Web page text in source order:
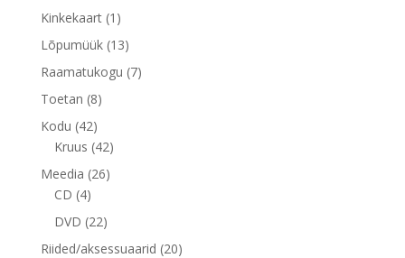
Kinkekaart 1 1
toode
Lõpumüük 1313
toodet
Raamatukogu 77
Toetan 88
Kodu 4242
toodet
Kruus 4242
toodet
Meedia 2626
CD 44
toodet
DVD 2222
Riided/aksessuaarid 2020